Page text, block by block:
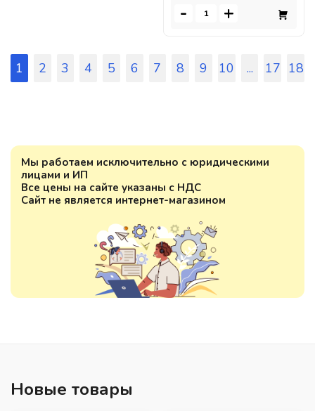
Мы работаем исключительно с юридическими
лицами и ИП
Все цены на сайте указаны с НДС
Сайт не является интернет-магазином
- +
1 2 3 4 5 6 7 8 9 10 ... 17 18
Новые товары